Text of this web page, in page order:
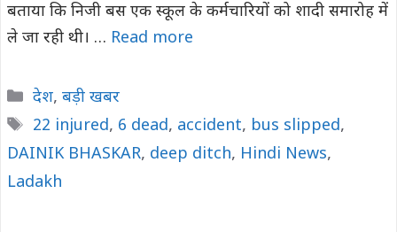
बताया कि निजी बस एक स्कूल के कर्मचारियों को शादी समारोह में
ले जा रही थी। … Read more
Categories
देश, बड़ी खबर
Tags
22 injured, 6 dead, accident, bus slipped,
DAINIK BHASKAR, deep ditch, Hindi News,
Ladakh